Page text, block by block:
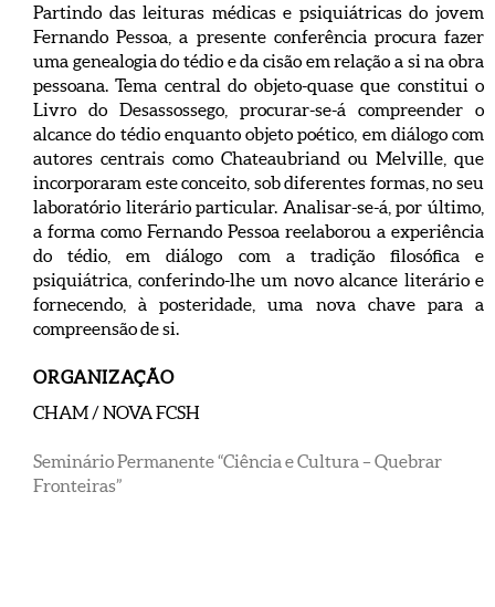
Partindo das leituras médicas e psiquiátricas do jovem
Fernando Pessoa, a presente conferência procura fazer
uma genealogia do tédio e da cisão em relação a si na obra
pessoana. Tema central do objeto-quase que constitui o
Livro do Desassossego, procurar-se-á compreender o
alcance do tédio enquanto objeto poético, em diálogo com
autores centrais como Chateaubriand ou Melville, que
incorporaram este conceito, sob diferentes formas, no seu
laboratório literário particular. Analisar-se-á, por último,
a forma como Fernando Pessoa reelaborou a experiência
do tédio, em diálogo com a tradição filosófica e
psiquiátrica, conferindo-lhe um novo alcance literário e
fornecendo, à posteridade, uma nova chave para a
compreensão de si.
ORGANIZAÇÃO
CHAM / NOVA FCSH
Seminário Permanente “Ciência e Cultura – Quebrar
Fronteiras”